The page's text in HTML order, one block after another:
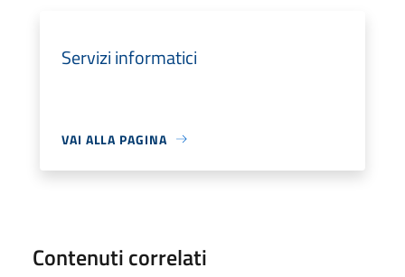
Servizi informatici
VAI ALLA PAGINA
Contenuti correlati